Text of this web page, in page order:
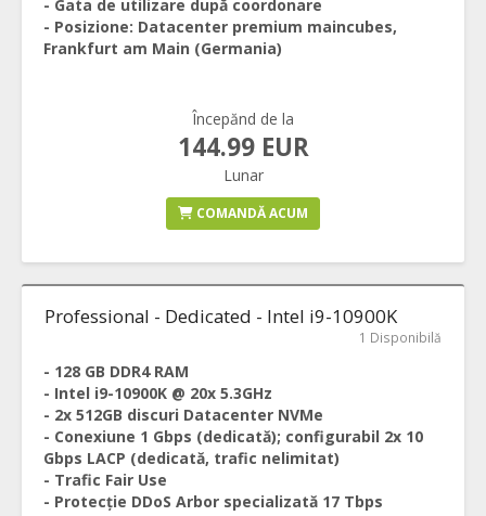
- Gata de utilizare după coordonare
- Posizione: Datacenter premium maincubes,
Frankfurt am Main (Germania)
Începănd de la
144.99 EUR
Lunar
COMANDĂ ACUM
Professional - Dedicated - Intel i9-10900K
1 Disponibilă
- 128 GB DDR4 RAM
- Intel i9-10900K @ 20x 5.3GHz
- 2x 512GB discuri Datacenter NVMe
- Conexiune 1 Gbps (dedicată); configurabil 2x 10
Gbps LACP (dedicată, trafic nelimitat)
- Trafic Fair Use
- Protecție DDoS Arbor specializată 17 Tbps